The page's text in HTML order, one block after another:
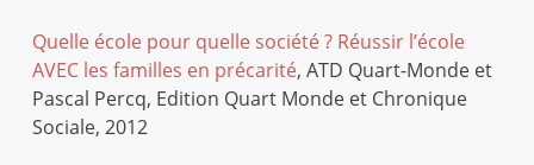
Quelle école pour quelle société ? Réussir l’école
AVEC les familles en précarité, ATD Quart-Monde et
Pascal Percq, Edition Quart Monde et Chronique
Sociale, 2012